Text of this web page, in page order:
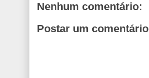
Nenhum comentário:
Postar um comentário